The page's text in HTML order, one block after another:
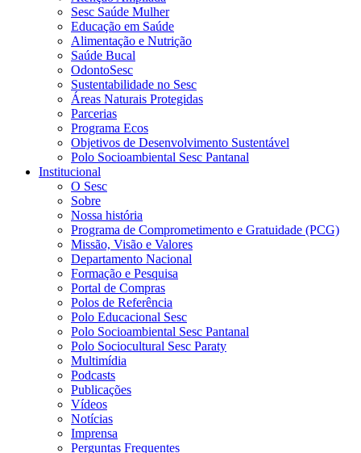
Sesc Saúde Mulher
Educação em Saúde
Alimentação e Nutrição
Saúde Bucal
OdontoSesc
Sustentabilidade no Sesc
Áreas Naturais Protegidas
Parcerias
Programa Ecos
Objetivos de Desenvolvimento Sustentável
Polo Socioambiental Sesc Pantanal
Institucional
O Sesc
Sobre
Nossa história
Programa de Comprometimento e Gratuidade (PCG)
Missão, Visão e Valores
Departamento Nacional
Formação e Pesquisa
Portal de Compras
Polos de Referência
Polo Educacional Sesc
Polo Socioambiental Sesc Pantanal
Polo Sociocultural Sesc Paraty
Multimídia
Podcasts
Publicações
Vídeos
Notícias
Imprensa
Perguntas Frequentes